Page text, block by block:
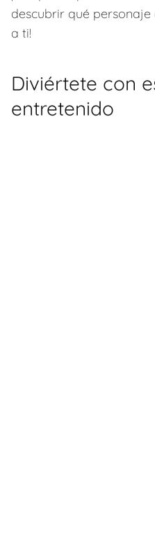
descubrir qué
a ti!
Diviértete con
entretenido